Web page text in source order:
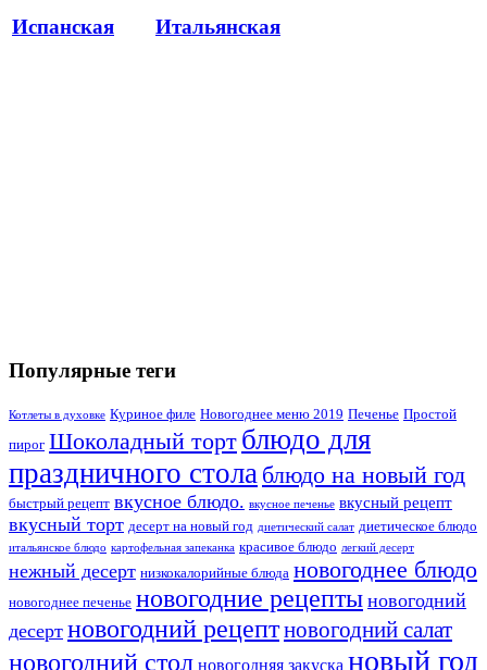
Испанская Итальянская
Популярные теги
Котлеты в духовке Куриное филе Новогоднее меню 2019 Печенье Простой
пирог Шоколадный торт блюдо для
праздничного стола блюдо на новый год
быстрый рецепт вкусное блюдо. вкусное печенье вкусный рецепт
вкусный торт десерт на новый год диетический салат диетическое блюдо
итальянское блюдо картофельная запеканка красивое блюдо легкий десерт
нежный десерт низкокалорийные блюда новогоднее блюдо
новогоднее печенье новогодние рецепты новогодний
десерт новогодний рецептновогодний салат
новогодний стол новогодняя закуска новый год